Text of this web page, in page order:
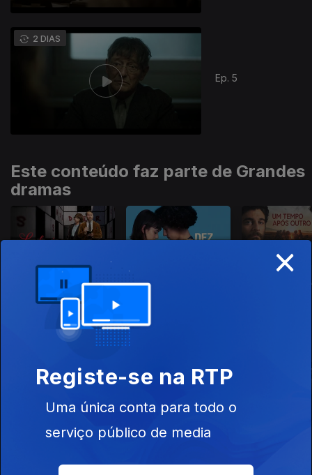
2 DIAS
Ep. 5
Este conteúdo faz parte de Grandes
dramas
Dezoito
Este conteúdo faz parte de Séries
Estrangeiras
O Santo Harry Wild
×
Registe-se na RTP
Uma única conta para todo o
serviço público de media